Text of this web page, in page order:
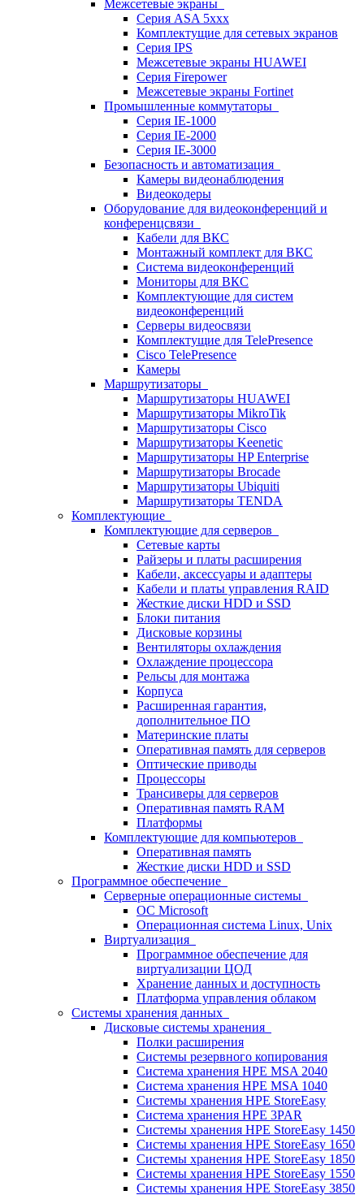
Межсетевые экраны
Серия ASA 5xxx
Комплектущие для сетевых экранов
Серия IPS
Межсетевые экраны HUAWEI
Серия Firepower
Межсетевые экраны Fortinet
Промышленные коммутаторы
Серия IE-1000
Серия IE-2000
Серия IE-3000
Безопасность и автоматизация
Камеры видеонаблюдения
Видеокодеры
Оборудование для видеоконференций и
конференцсвязи
Кабели для ВКС
Монтажный комплект для ВКС
Система видеоконференций
Мониторы для ВКС
Комплектующие для систем
видеоконференций
Серверы видеосвязи
Комплектущие для TelePresence
Cisco TelePresence
Камеры
Маршрутизаторы
Маршрутизаторы HUAWEI
Маршрутизаторы MikroTik
Маршрутизаторы Cisco
Маршрутизаторы Keenetic
Маршрутизаторы HP Enterprise
Маршрутизаторы Brocade
Маршрутизаторы Ubiquiti
Маршрутизаторы TENDA
Комплектующие
Комплектующие для серверов
Сетевые карты
Райзеры и платы расширения
Кабели, аксессуары и адаптеры
Кабели и платы управления RAID
Жесткие диски HDD и SSD
Блоки питания
Дисковые корзины
Вентиляторы охлаждения
Охлаждение процессора
Рельсы для монтажа
Корпуса
Расширенная гарантия,
дополнительное ПО
Материнские платы
Оперативная память для серверов
Оптические приводы
Процессоры
Трансиверы для серверов
Оперативная память RAM
Платформы
Комплектующие для компьютеров
Оперативная память
Жесткие диски HDD и SSD
Программное обеспечение
Серверные операционные системы
ОС Microsoft
Операционная система Linux, Unix
Виртуализация
Программное обеспечение для
виртуализации ЦОД
Хранение данных и доступность
Платформа управления облаком
Системы хранения данных
Дисковые системы хранения
Полки расширения
Системы резервного копирования
Система хранения HPE MSA 2040
Система хранения HPE MSA 1040
Системы хранения HPE StoreEasy
Система хранения HPE 3PAR
Системы хранения HPE StoreEasy 1450
Системы хранения HPE StoreEasy 1650
Системы хранения HPE StoreEasy 1850
Системы хранения HPE StoreEasy 1550
Системы хранения HPE StoreEasy 3850